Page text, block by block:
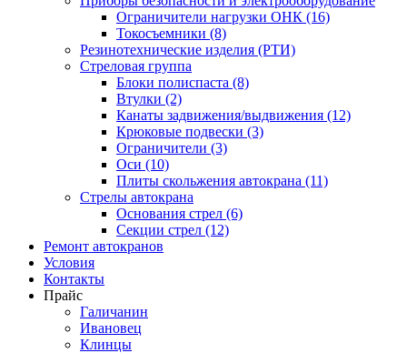
Ограничители нагрузки ОНК (16)
Токосъемники (8)
Резинотехнические изделия (РТИ)
Стреловая группа
Блоки полиспаста (8)
Втулки (2)
Канаты задвижения/выдвижения (12)
Крюковые подвески (3)
Ограничители (3)
Оси (10)
Плиты скольжения автокрана (11)
Стрелы автокрана
Основания стрел (6)
Секции стрел (12)
Ремонт автокранов
Условия
Контакты
Прайс
Галичанин
Ивановец
Клинцы